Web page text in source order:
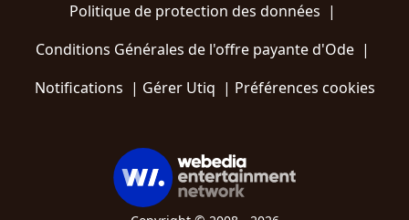
Politique de protection des données |
Conditions Générales de l'offre payante d'Ode |
Notifications | Gérer Utiq | Préférences cookies